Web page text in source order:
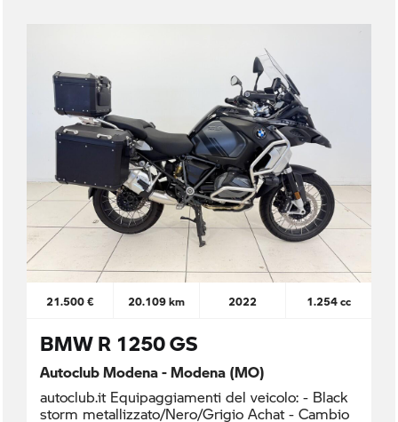
21.500 € 20.109 km 2022 1.254 cc
BMW R 1250 GS
Autoclub Modena - Modena (MO)
autoclub.it Equipaggiamenti del veicolo: - Black
storm metallizzato/Nero/Grigio Achat - Cambio